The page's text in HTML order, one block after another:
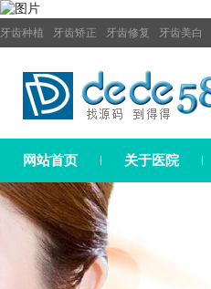
牙齿种植 牙齿矫正 牙齿修复 牙齿美白
网站首页 关于医院